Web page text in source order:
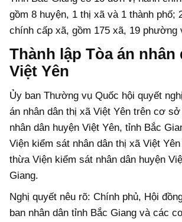
gồm 8 huyện, 1 thị xã và 1 thành phố;
chính cấp xã, gồm 175 xã, 19 phường
Thành lập Tòa án nhân
Việt Yên
Ủy ban Thường vụ Quốc hội quyết
án nhân dân thị xã Việt Yên trên cơ
nhân dân huyện Việt Yên, tỉnh Bắc
Viện kiểm sát nhân dân thị xã Việt
thừa Viện kiểm sát nhân dân huyện
Giang.
Nghị quyết nêu rõ: Chính phủ, Hội
ban nhân dân tỉnh Bắc Giang và các